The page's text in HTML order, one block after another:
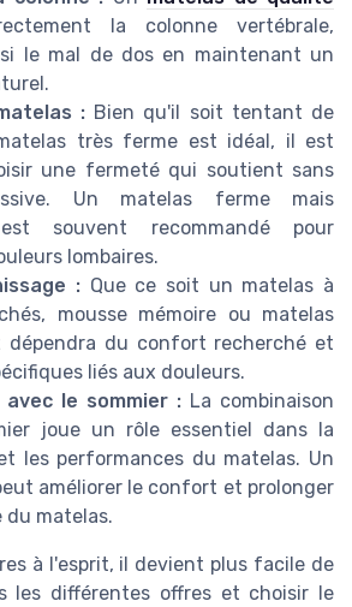
la colonne vertébrale,
le mal de dos en maintenant un
:Bien qu'il soit tentant de
très ferme est idéal, il est
une fermeté qui soutient sans
Un matelas ferme mais
souvent recommandé pour
lombaires.
: Que ce soit un matelas à
mousse mémoire ou matelas
dépendra du confort recherché et
liés aux douleurs.
le sommier : La combinaison
joue un rôle essentiel dans la
les performances du matelas. Un
améliorer le confort et prolonger
du matelas.
à l'esprit, il devient plus facile de
les différentes offres et choisir le